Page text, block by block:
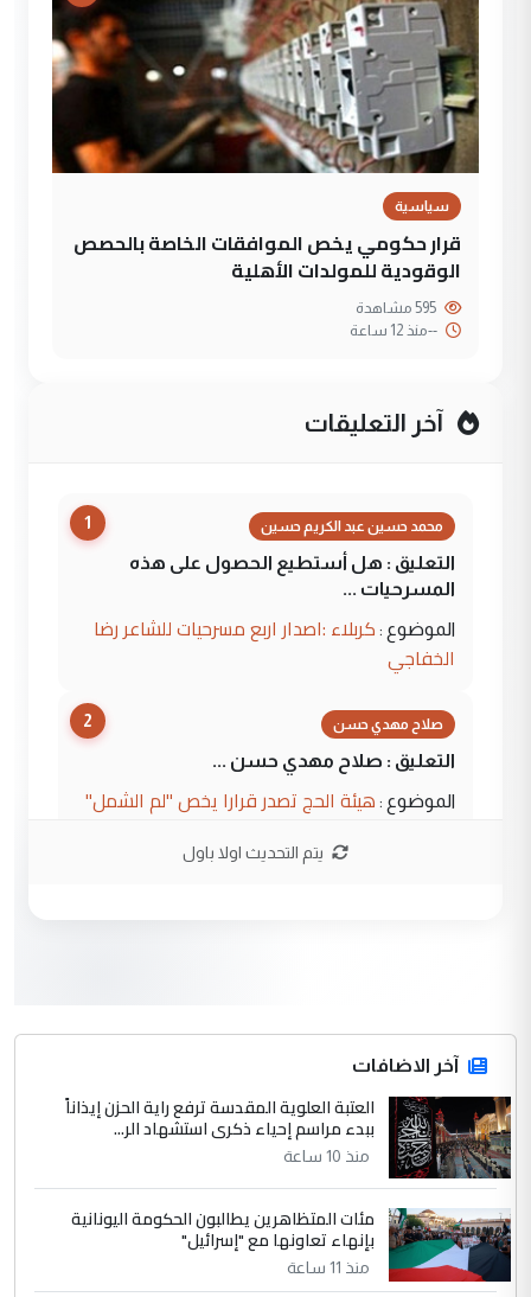
سياسية
قرار حكومي يخص الموافقات الخاصة بالحصص
الوقودية للمولدات الأهلية
--منذ 12 ساعة
آخر التعليقات
1 محمد حسين عبد الكريم حسين
التعليق : هل أستطيع الحصول على هذه
المسرحيات ...
الموضوع : كربلاء :اصدار اربع مسرحيات للشاعر رضا
الخفاجي
2 صلاح مهدي حسن
التعليق : صلاح مهدي حسن ...
الموضوع : هيئة الحج تصدر قرارا يخص "لم الشمل"
hadi
التعليق : تحيه اخويه حسينيه اي انسان مهما
كان محدود المعرفه بتفاصيل احداث المنطقه
يقول بما لايقبل ...
أردوغان يؤكد ان اتفاقية مكة للدفاع
المشترك لا تستهدف أية دولة ومفتوحة لانضمام
الدول الشقيقة
يتم التحديث اولا باول
آخر الاضافات
العتبة العلوية المقدسة ترفع راية الحزن إيذاناً
ببدء مراسم إحياء ذكرى استشهاد الر...
منذ 10 ساعة
مئات المتظاهرين يطالبون الحكومة اليونانية
بإنهاء تعاونها مع "إسرائيل"
منذ 11 ساعة